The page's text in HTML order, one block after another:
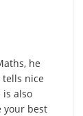
he
tells nice
is also
your best